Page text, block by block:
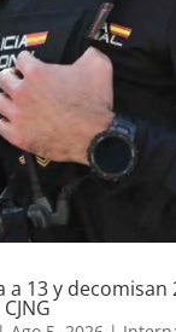
a 13 y decomisan